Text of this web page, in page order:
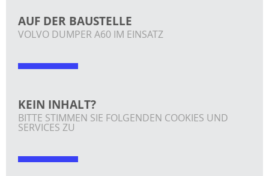
AUF DER BAUSTELLE
VOLVO DUMPER A60 IM EINSATZ
KEIN INHALT?
BITTE STIMMEN SIE FOLGENDEN COOKIES UND
SERVICES ZU